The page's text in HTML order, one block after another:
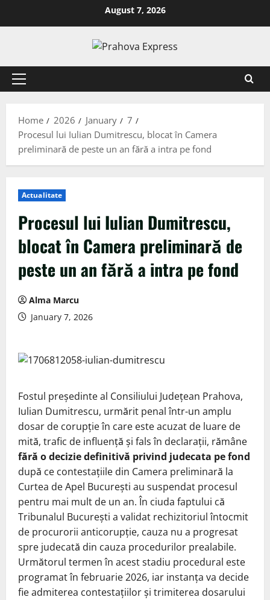
August 7, 2026
Home 2026 January
7
Procesul lui Iulian Dumitrescu, blocat în Camera
preliminară de peste un an fără a intra pe fond
Actualitate
Procesul lui Iulian Dumitrescu,
blocat în Camera preliminară de
peste un an fără a intra pe fond
Alma Marcu
January 7, 2026
Fostul președinte al Consiliului Județean Prahova,
Iulian Dumitrescu, urmărit penal într-un amplu
dosar de corupție în care este acuzat de luare de
mită, trafic de influență și fals în declarații, rămâne
fără o decizie definitivă privind judecata pe fond
după ce contestațiile din Camera preliminară la
Curtea de Apel București au suspendat procesul
pentru mai mult de un an. În ciuda faptului că
Tribunalul București a validat rechizitoriul întocmit
de procurorii anticorupție, cauza nu a progresat
spre judecată din cauza procedurilor prealabile.
Următorul termen în acest stadiu procedural este
programat în februarie 2026, iar instanța va decide
fie admiterea contestațiilor și trimiterea dosarului